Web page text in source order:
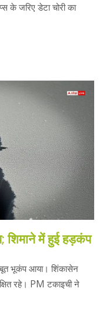
के जरिए डेटा चोरी का
शिमाने में हुई हड़कंप
भूकंप आया। शिंकासेन
रहे। PM टकाइची ने